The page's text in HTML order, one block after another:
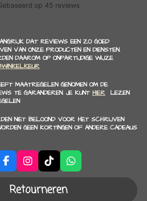
DAT REVIEWS EEN ZO GOED
VAN ONZE PRODUCTEN EN DIENSTEN.
DAAROM OP ONPARTIJDIGE WIJZE
MAATREGELEN GENOMEN OM DE
TE GARANDEREN. JE KUNT HIER LEZEN
NIET BELOOND VOOR HET SCHRIJVEN
GEEN KORTINGEN OF ANDERE CADEAUS
F
a
I
n
s
t
T
i
k
T
W
h
Retourneren